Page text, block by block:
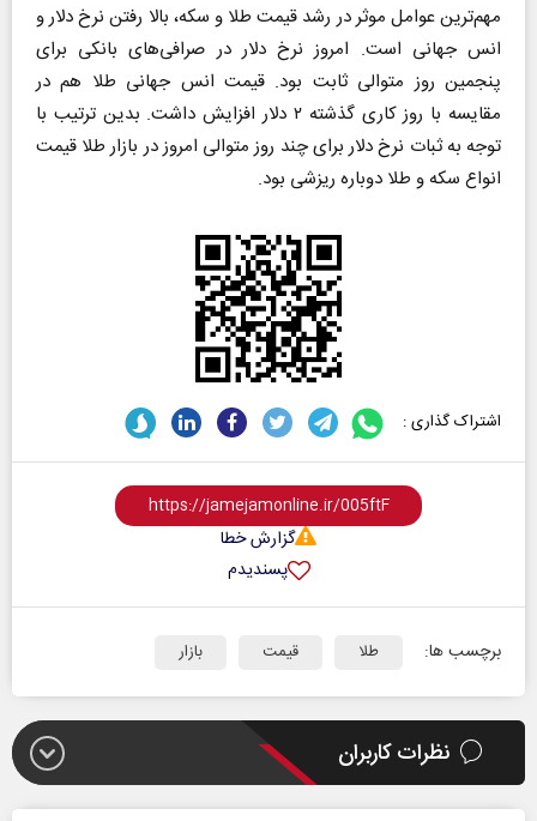
مهم‌ترین عوامل موثر در رشد قیمت طلا و سکه، بالا رفتن نرخ دلار و
انس جهانی است. امروز نرخ دلار در صرافی‌های بانکی برای
پنجمین روز متوالی ثابت بود. قیمت انس جهانی طلا هم در
مقایسه با روز کاری گذشته ۲ دلار افزایش داشت. بدین ترتیب با
توجه به ثبات نرخ دلار برای چند روز متوالی امروز در بازار طلا قیمت
انواع سکه و طلا دوباره ریزشی بود.
اشتراک گذاری :
گزارش خطا
پسندیدم
برچسب ها: طلا قیمت بازار
نظرات کاربران